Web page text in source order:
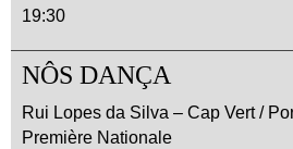
19:30
NÔS DANÇA
Rui Lopes da Silva – Cap Vert /
Première Nationale